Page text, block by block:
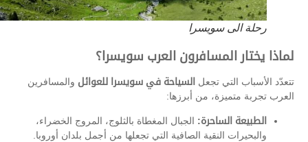
رحلة الى سويسرا
لماذا يختار المسافرون العرب سويسرا؟
تتعدّد الأسباب التي تجعل السياحة في سويسرا للعوائل والمسافرين
العرب تجربة متميزة، من أبرزها:
الطبيعة الساحرة: الجبال المغطاة بالثلوج، المروج الخضراء،
والبحيرات النقية الصافية التي تجعلها من أجمل بلدان أوروبا.